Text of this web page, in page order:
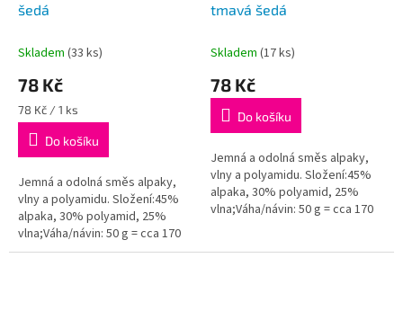
šedá
Skladem (33 ks)
78 Kč
Měrná
cena:
78 Kč / 1 ks
Do košíku
Jemná a odolná směs alpaky,
vlny a polyamidu. Složení:45%
alpaka, 30% polyamid, 25%
vlna;Váha/návin: 50 g = cca 170
metrů;Doporučená síla jehlic: 3
tmavá šedá
Skladem (17 ks)
78 Kč
Do košíku
Jemná a odolná směs alpaky,
vlny a polyamidu. Složení:45%
alpaka, 30% polyamid, 25%
vlna;Váha/návin: 50 g = cca 170